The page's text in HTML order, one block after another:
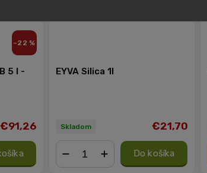
–22 %
5 l -
€91,26
EYVA Silica 1l
Skladom €21,70
Do košíka